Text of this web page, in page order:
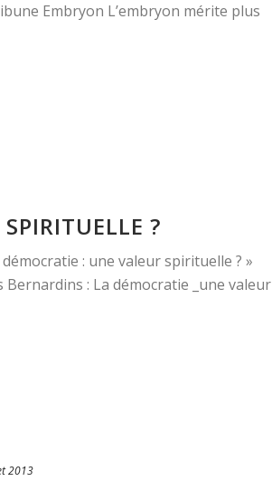
Embryon L’embryon mérite plus
?
: une valeur spirituelle ? »
Bernardins : La démocratie _une valeur
2013